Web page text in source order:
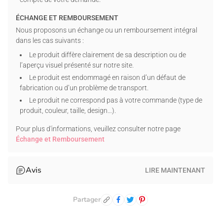
Commandez votretee shirt personnalisé chatdès maintenant
et arborez le plus beau des sourires pour célébrer un Noël
T-SHIRT CLASSIQUE
100 % coton pré-rétréci (couleur gris sport : 90 %
coton/10 % polyester) | Poids du tissu : 5,0 oz (poids moyen).
Coutures doublement renforcées à l'épaule, à la manche,
au col et à la taille.
Remarque spéciale : Les couleurs Mineral Wash ont une
légère teinte jaune et ne sont pas les mêmes en raison du
SWEAT À CAPUCHE
Poignets côtelés et ourlet à la taille.
ÉCHANGE ET REMBOURSEMENT
Nous proposons un échange ou un remboursement intégral
dans les cas suivants :
Le produit diffère clairement de sa description ou de
l’aperçu visuel présenté sur notre site.
Le produit est endommagé en raison d’un défaut de
fabrication ou d’un problème de transport.
Le produit ne correspond pas à votre commande (type de
produit, couleur, taille, design…).
Pour plus d'informations, veuillez consulter notre page
Échange et Remboursement
Avis LIRE MAINTENANT
Partager